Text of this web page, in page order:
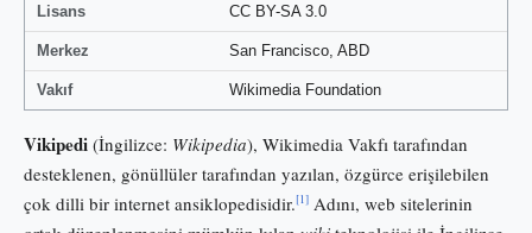
Lisans CC BY-SA 3.0
Merkez San Francisco, ABD
Vakıf Wikimedia Foundation
Vikipedi (İngilizce: Wikipedia), Wikimedia Vakfı tarafından
desteklenen, gönüllüler tarafından yazılan, özgürce erişilebilen
çok dilli bir internet ansiklopedisidir.[1] Adını, web sitelerinin